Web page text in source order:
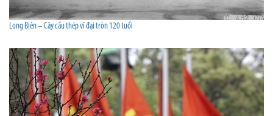
Long Biên – Cây cầu thép vĩ đại tròn 120 tuổi